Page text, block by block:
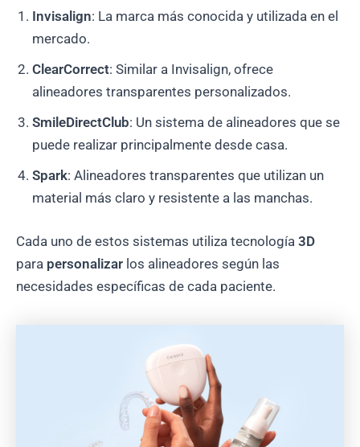
Invisalign: La marca más conocida y utilizada en el
mercado.
ClearCorrect: Similar a Invisalign, ofrece
alineadores transparentes personalizados.
SmileDirectClub: Un sistema de alineadores que se
puede realizar principalmente desde casa.
Spark: Alineadores transparentes que utilizan un
material más claro y resistente a las manchas.
Cada uno de estos sistemas utiliza tecnología 3D
para personalizar los alineadores según las
necesidades específicas de cada paciente.